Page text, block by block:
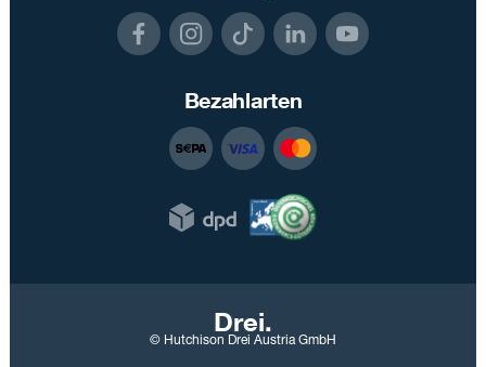
Bezahlarten
Drei.
© Hutchison Drei Austria GmbH